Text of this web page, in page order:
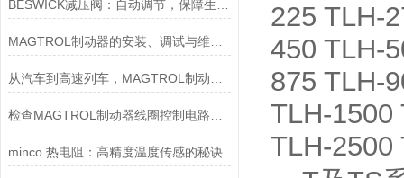
minco 热电阻：高精度温度传感的秘诀
225 TLH-
450 TLH-
875 TLH-
TLH-1500
TLH-2500